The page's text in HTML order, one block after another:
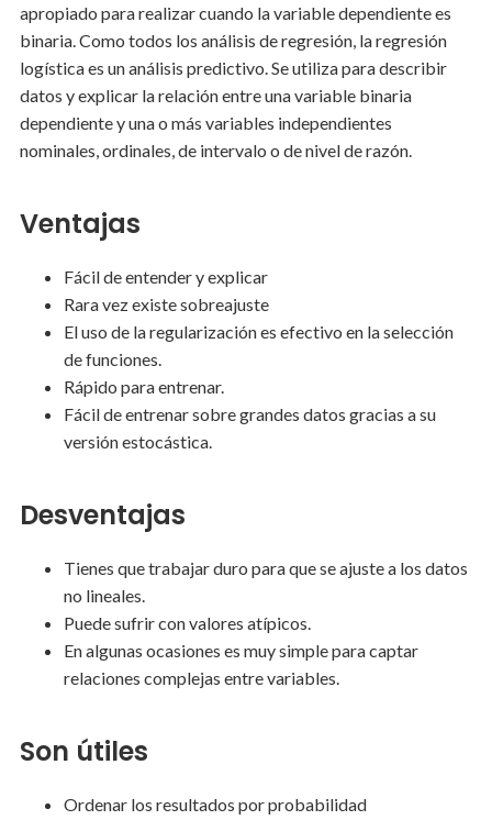
apropiado para realizar cuando la variable dependiente es
binaria. Como todos los análisis de regresión, la regresión
logística es un análisis predictivo. Se utiliza para describir
datos y explicar la relación entre una variable binaria
dependiente y una o más variables independientes
nominales, ordinales, de intervalo o de nivel de razón.
Ventajas
Fácil de entender y explicar
Rara vez existe sobreajuste
El uso de la regularización es efectivo en la selección
de funciones.
Rápido para entrenar.
Fácil de entrenar sobre grandes datos gracias a su
versión estocástica.
Desventajas
Tienes que trabajar duro para que se ajuste a los datos
no lineales.
Puede sufrir con valores atípicos.
En algunas ocasiones es muy simple para captar
relaciones complejas entre variables.
Son útiles
Ordenar los resultados por probabilidad